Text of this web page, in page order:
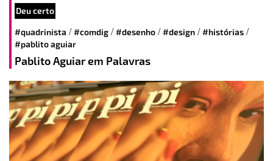
Deu certo
#quadrinista /#comdig /#desenho /#design /#histórias /
#pablito aguiar
Pablito Aguiar em Palavras